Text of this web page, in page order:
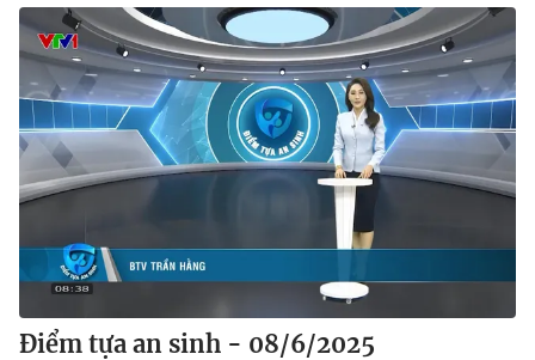
Điểm tựa an sinh - 08/6/2025